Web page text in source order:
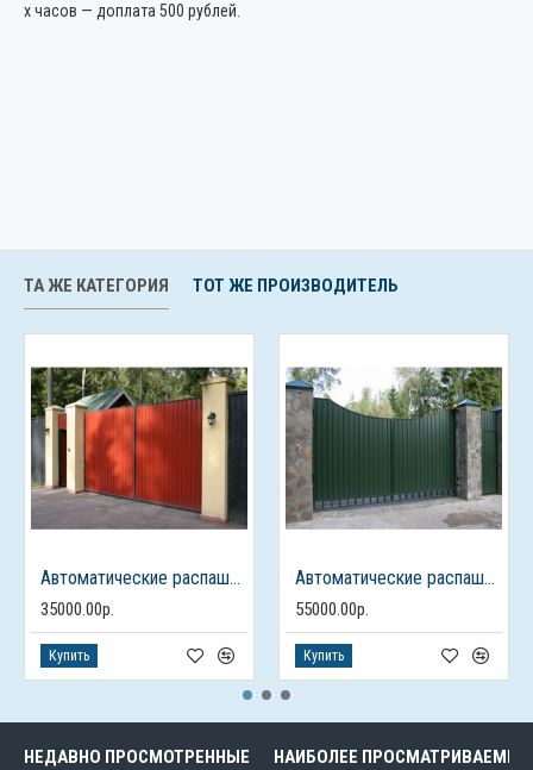
х часов — доплата 500 рублей.
ТА ЖЕ КАТЕГОРИЯ ТОТ ЖЕ ПРОИЗВОДИТЕЛЬ
Автоматические распашные ворота из профлиста с калиткой
35000.00р.
Купить
Автоматические распашные ворота с калиткой
55000.00р.
Купить
НЕДАВНО ПРОСМОТРЕННЫЕ НАИБОЛЕЕ ПРОСМАТРИВАЕМЫЕ